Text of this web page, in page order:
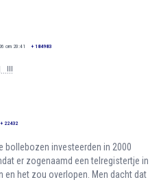
om 20:41 + 184983
+ 22432
bollebozen investeerden in 2000
er zogenaamd een telregistertje in
en het zou overlopen. Men dacht dat